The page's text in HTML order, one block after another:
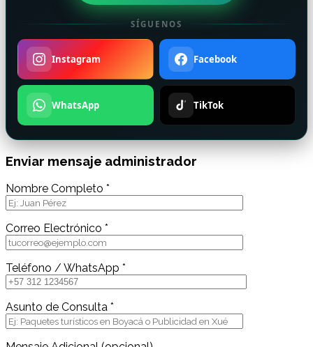
SÍGUENOS
Instagram Facebook
WhatsApp TikTok
Enviar mensaje administrador
Nombre Completo *
Correo Electrónico *
Teléfono / WhatsApp *
Asunto de Consulta *